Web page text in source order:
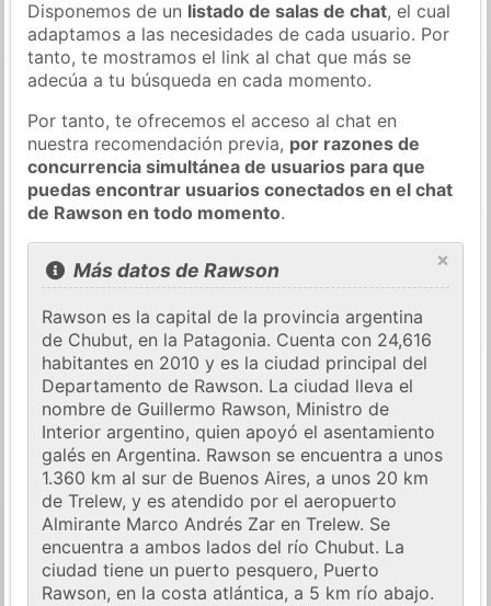
Disponemos de un listado de salas de chat, el cual
adaptamos a las necesidades de cada usuario. Por
tanto, te mostramos el link al chat que más se
adecúa a tu búsqueda en cada momento.
Por tanto, te ofrecemos el acceso al chat en
nuestra recomendación previa, por razones de
concurrencia simultánea de usuarios para que
puedas encontrar usuarios conectados en el chat
de Rawson en todo momento.
×
Más datos de Rawson
Rawson es la capital de la provincia argentina
de Chubut, en la Patagonia. Cuenta con 24,616
habitantes en 2010 y es la ciudad principal del
Departamento de Rawson. La ciudad lleva el
nombre de Guillermo Rawson, Ministro de
Interior argentino, quien apoyó el asentamiento
galés en Argentina. Rawson se encuentra a unos
1.360 km al sur de Buenos Aires, a unos 20 km
de Trelew, y es atendido por el aeropuerto
Almirante Marco Andrés Zar en Trelew. Se
encuentra a ambos lados del río Chubut. La
ciudad tiene un puerto pesquero, Puerto
Rawson, en la costa atlántica, a 5 km río abajo.